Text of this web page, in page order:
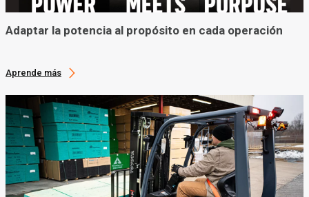
Adaptar la potencia al propósito en cada operación
Aprende más